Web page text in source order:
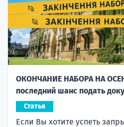
ОКОНЧАНИЕ НАБОРА НА
последний шанс подать
Статья
Если Вы хотите успеть